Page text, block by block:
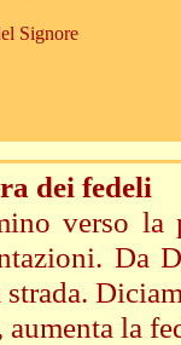
Signore
dei fedeli
verso la
Da
aumenta la